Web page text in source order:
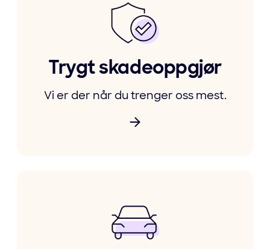
Trygt skadeoppgjør
Vi er der når du trenger oss mest.